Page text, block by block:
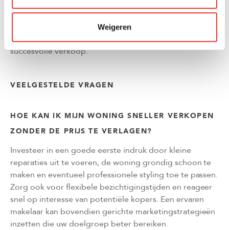
Weigeren
vrijblijvend gesprek over jouw verkoopplannen. Onze
ervaren makelaars geven je graag een realistisch beeld
van de mogelijkheden en begeleiden je naar een
succesvolle verkoop.
VEELGESTELDE VRAGEN
HOE KAN IK MIJN WONING SNELLER VERKOPEN
ZONDER DE PRIJS TE VERLAGEN?
Investeer in een goede eerste indruk door kleine
reparaties uit te voeren, de woning grondig schoon te
maken en eventueel professionele styling toe te passen.
Zorg ook voor flexibele bezichtigingstijden en reageer
snel op interesse van potentiële kopers. Een ervaren
makelaar kan bovendien gerichte marketingstrategieën
inzetten die uw doelgroep beter bereiken.